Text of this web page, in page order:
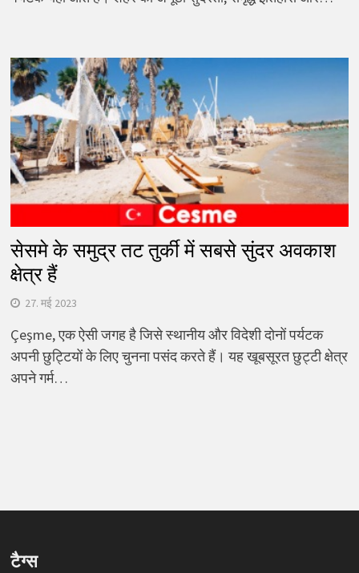
सेसमे के समुद्र तट तुर्की में सबसे सुंदर अवकाश
क्षेत्र हैं
27. मई 2023
Çeşme, एक ऐसी जगह है जिसे स्थानीय और विदेशी दोनों पर्यटक
अपनी छुट्टियों के लिए चुनना पसंद करते हैं। यह खूबसूरत छुट्टी क्षेत्र
अपने गर्म…
टैग्स